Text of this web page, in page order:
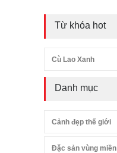
Từ khóa hot
Cù Lao Xanh
Danh mục
Cảnh đẹp thế giới
Đặc sản vùng miền